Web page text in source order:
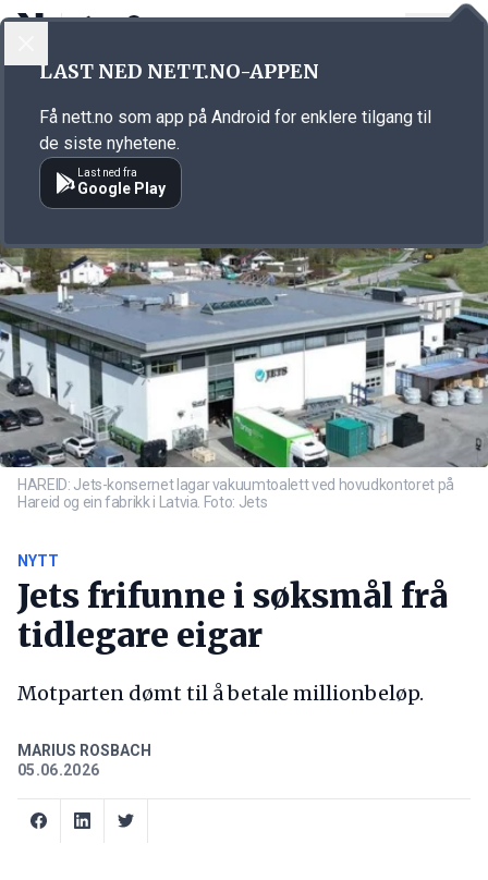
Annonsørinnhold
HAREID: Jets-konsernet lagar vakuumtoalett ved hovudkontoret på
Hareid og ein fabrikk i Latvia. Foto: Jets
NYTT
Jets frifunne i søksmål frå
tidlegare eigar
Motparten dømt til å betale millionbeløp.
MARIUS ROSBACH
05.06.2026
LAST NED NETT.NO-APPEN
Få nett.no som app på Android for enklere tilgang til
de siste nyhetene.
Last ned fra
Google Play